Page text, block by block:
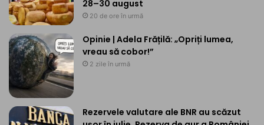
28–30 august
20 de ore în urmă
Opinie | Adela Frățilă: „Opriți lumea,
vreau să cobor!”
2 zile în urmă
Rezervele valutare ale BNR au scăzut